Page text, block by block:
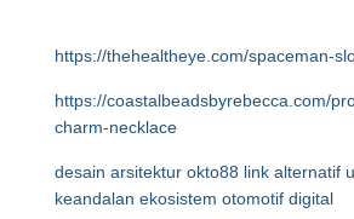
https://thehealtheye.com/spaceman-
https://coastalbeadsbyrebecca.com/
charm-necklace
desain arsitektur okto88 link alternatif
keandalan ekosistem otomotif digital